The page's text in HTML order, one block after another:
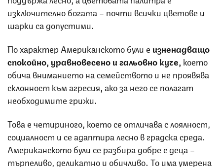
изключително богата – почти всички цветове и
шарки са допустими.
По характер Американското були е изненадващо
спокойно, уравновесено и гальовно куче което
обича вниманието на семейството и не проявява
склонност към агресия, ако за него се полагат
необходимите грижи.
Това е четириного, което се отличава с лоялност,
социалност и се адаптира лесно в градска среда.
Американското були се разбира добре с деца –
търпеливо, деликатно и обичливо. То има умерена